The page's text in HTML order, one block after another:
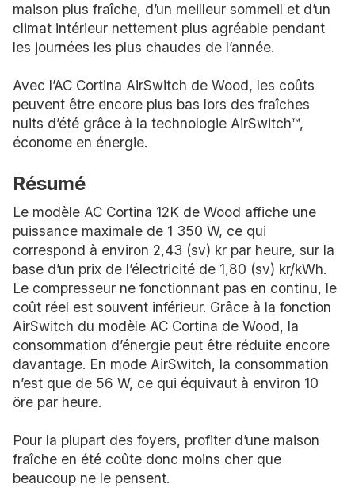
maison plus fraîche, d’un meilleur sommeil et d’un
climat intérieur nettement plus agréable pendant
les journées les plus chaudes de l’année.
Avec l’AC Cortina AirSwitch de Wood, les coûts
peuvent être encore plus bas lors des fraîches
nuits d’été grâce à la technologie AirSwitch™,
économe en énergie.
Résumé
Le modèle AC Cortina 12K de Wood affiche une
puissance maximale de 1 350 W, ce qui
correspond à environ 2,43 (sv) kr par heure, sur la
base d’un prix de l’électricité de 1,80 (sv) kr/kWh.
Le compresseur ne fonctionnant pas en continu, le
coût réel est souvent inférieur. Grâce à la fonction
AirSwitch du modèle AC Cortina de Wood, la
consommation d’énergie peut être réduite encore
davantage. En mode AirSwitch, la consommation
n’est que de 56 W, ce qui équivaut à environ 10
öre par heure.
Pour la plupart des foyers, profiter d’une maison
fraîche en été coûte donc moins cher que
beaucoup ne le pensent.